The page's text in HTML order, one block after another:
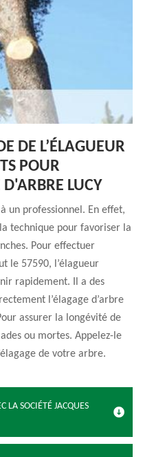
DE L’ÉLAGUEUR
POUR
D'ARBRE LUCY
un professionnel. En effet,
technique pour favoriser la
Pour effectuer
le 57590, l’élagueur
rapidement. Il a des
l’élagage d’arbre
assurer la longévité de
ou mortes. Appelez-le
de votre arbre.
LA SOCIÉTÉ JACQUES